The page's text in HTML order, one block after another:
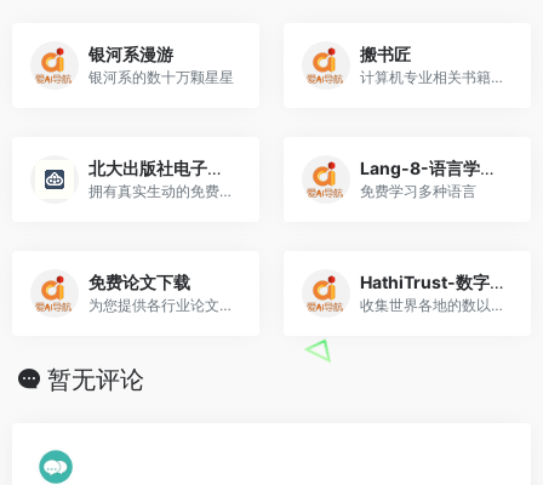
银河系漫游
银河系的数十万颗星星
搬书匠
计算机专业相关书籍的网站
北大出版社电子教材书架
拥有真实生动的免费电子教材阅读体验
Lang-8-语言学习交流平台
免费学习多种语言
免费论文下载
为您提供各行业论文下载
HathiTrust-数字图书馆
收集世界各地的数以百万计文献资源
暂无评论